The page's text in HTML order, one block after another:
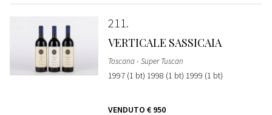
211
VERTICALE SASSICAIA
Toscana - Super Tuscan
1997 (1 bt) 1998 (1 bt) 1999 (1 bt)
VENDUTO € 950